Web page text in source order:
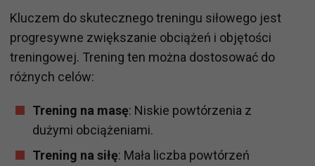
Kluczem do skutecznego treningu siłowego jest
progresywne zwiększanie obciążeń i objętości
treningowej. Trening ten można dostosować do
różnych celów:
Trening na masę: Niskie powtórzenia z
dużymi obciążeniami.
Trening na siłę: Mała liczba powtórzeń